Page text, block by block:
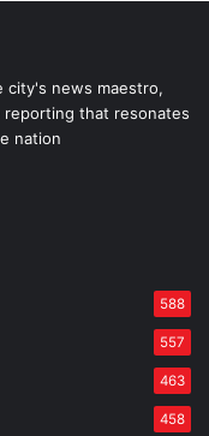
city's news maestro,
that resonates
nation
588
557
463
458